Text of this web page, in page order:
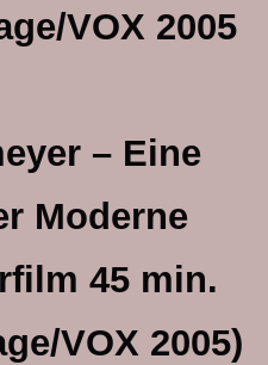
VOX 2005
– Eine
Moderne
45 min.
VOX 2005)